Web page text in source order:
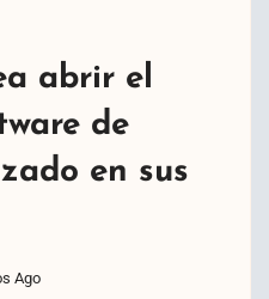
abrir el
de
en sus
Ago